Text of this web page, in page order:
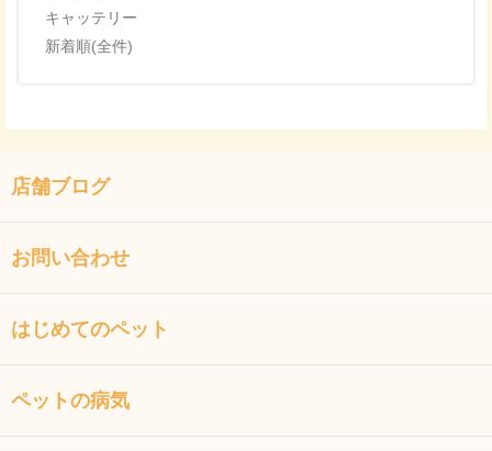
キャッテリー
新着順(全件)
店舗ブログ
お問い合わせ
はじめてのペット
ペットの病気